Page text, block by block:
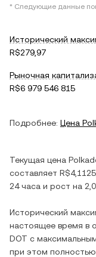
* Следующие данные
Исторический
R$279,97
Рыночная
R$6 979 546 815
Подробнее: Цена
Текущая цена
составляет R$4,1125
24 часа и рост на
Исторический
настоящее время в
DOT с
при этом